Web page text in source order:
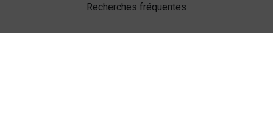
Recherches fréquentes